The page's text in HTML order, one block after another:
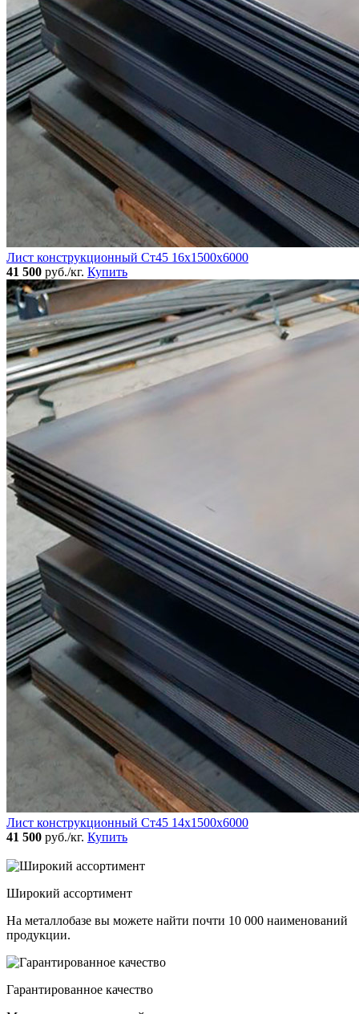
Лист конструкционный Ст45 16х1500х6000
41 500 руб./кг. Купить
Лист конструкционный Ст45 14х1500х6000
41 500 руб./кг. Купить
Широкий ассортимент
На металлобазе вы можете найти почти 10 000 наименований
продукции.
Гарантированное качество